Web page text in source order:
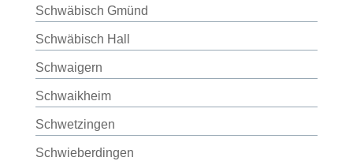
Schwäbisch Gmünd
Schwäbisch Hall
Schwaigern
Schwaikheim
Schwetzingen
Schwieberdingen